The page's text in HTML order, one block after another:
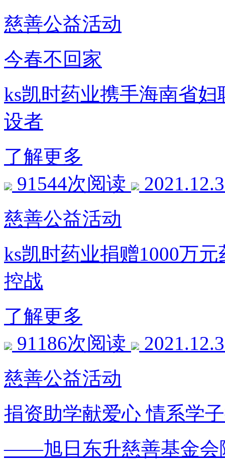
慈善公益活动
今春不回家
ks凯时药业携手海南省
设者
了解更多
91544次阅读
慈善公益活动
ks凯时药业捐赠1000万
控战
了解更多
91186次阅读
慈善公益活动
捐资助学献爱心 情系学
——旭日东升慈善基金会